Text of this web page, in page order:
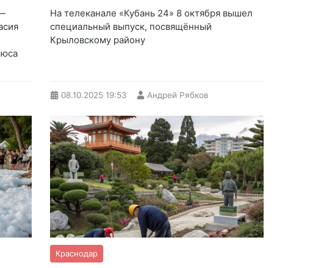
На телеканале «Кубань 24» 8 октября вышел
специальный выпуск, посвящённый
Крыловскому району
08.10.2025 19:53 Андрей Рябков
Краснодар